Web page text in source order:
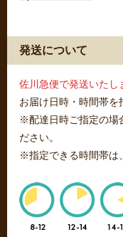
発送について
佐川急便で発送いたし
お届け日時・時間帯を
※配達日時ご指定の場
ださい。
※指定できる時間帯は